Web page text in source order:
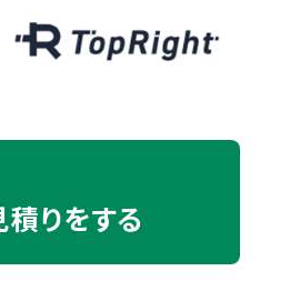
りをする